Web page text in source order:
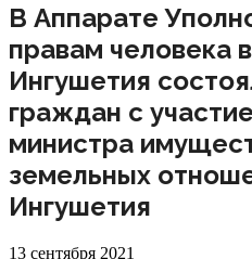
В Аппарате
правам человека
Ингушетия
граждан с
министра
земельных
Ингушетия
13 сентября 2021